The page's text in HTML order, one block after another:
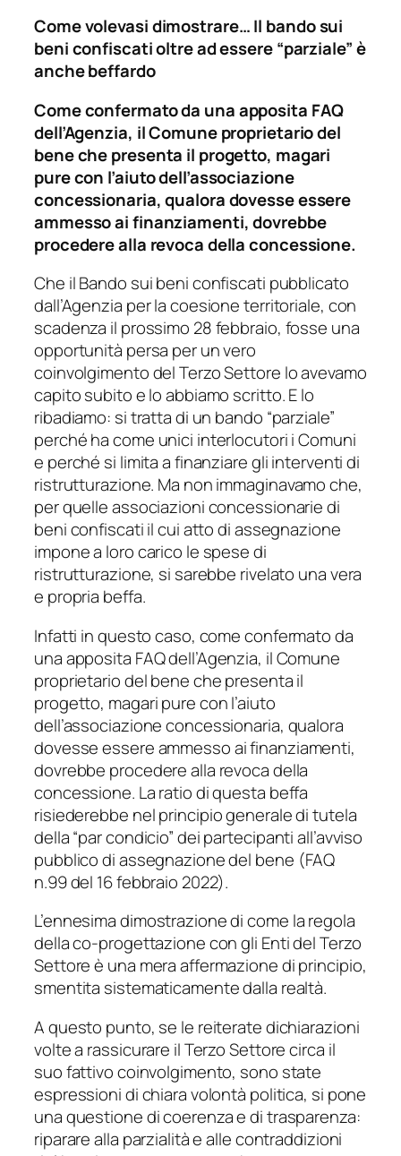
Come volevasi dimostrare…Il bando sui
beni confiscati oltre ad essere “parziale” è
anche beffardo
Come confermato da una apposita FAQ
dell’Agenzia, il Comune proprietario del
bene che presenta il progetto, magari
pure con l’aiuto dell’associazione
concessionaria, qualora dovesse essere
ammesso ai finanziamenti, dovrebbe
procedere alla revoca della concessione.
Che il Bando sui beni confiscati pubblicato
dall’Agenzia per la coesione territoriale, con
scadenza il prossimo 28 febbraio, fosse una
opportunità persa per un vero
coinvolgimento del Terzo Settore lo avevamo
capito subito e lo abbiamo scritto. E lo
ribadiamo: si tratta di un bando “parziale”
perché ha come unici interlocutori i Comuni
e perché si limita a finanziare gli interventi di
ristrutturazione. Ma non immaginavamo che,
per quelle associazioni concessionarie di
beni confiscati il cui atto di assegnazione
impone a loro carico le spese di
ristrutturazione, si sarebbe rivelato una vera
e propria beffa.
Infatti in questo caso, come confermato da
una apposita FAQ dell’Agenzia, il Comune
proprietario del bene che presenta il
progetto, magari pure con l’aiuto
dell’associazione concessionaria, qualora
dovesse essere ammesso ai finanziamenti,
dovrebbe procedere alla revoca della
concessione. La ratio di questa beffa
risiederebbe nelprincipio generale di tutela
della “par condicio” dei partecipanti all’avviso
pubblico di assegnazione del bene (FAQ
n.99 del 16 febbraio 2022).
L’ennesima dimostrazione di come la regola
della co-progettazione con gli Enti del Terzo
Settore è una mera affermazione di principio,
smentita sistematicamente dalla realtà.
A questo punto, se le reiterate dichiarazioni
volte a rassicurare il Terzo Settore circa il
suo fattivo coinvolgimento, sono state
espressioni di chiara volontà politica, si pone
una questione di coerenza e di trasparenza:
riparare alla parzialità e alle contraddizioni